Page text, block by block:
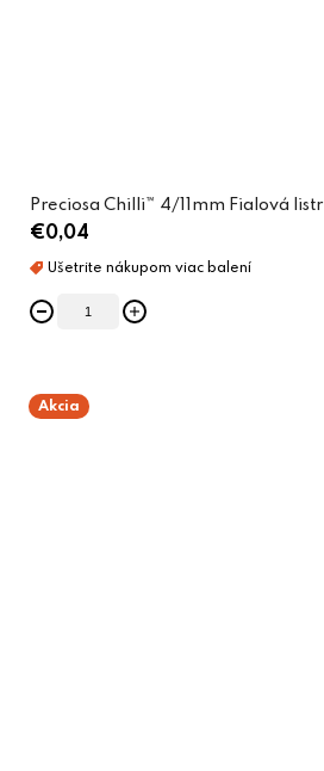
Preciosa Chilli™ 4/11mm Fialová listr
€0,04
Akcia